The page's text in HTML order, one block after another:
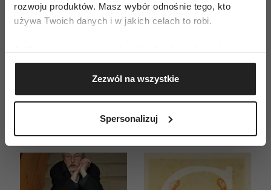
rozwoju produktów. Masz wybór odnośnie tego, kto
używa Twoich danych i w jakich celach to robi.
Jeśli wyrazisz na to zgodę, chcielibyśmy również:
Gromadzić dane dotyczące Twojej lokalizacji
geograficznej z dokładnością nawet do kilku metrów
Identyfikować Twoje urządzenie, aktywnie
(fingerprinting, czyli wirtualny odcisk palca)
dane są przetwarzane oraz ustaw własne preferencje w
sekcji szczegółów . W Deklaracji plików cookie możesz
zmienić lub wycofać swoją zgodę w dowolnej chwili.
Zezwól na wszystkie
Spersonalizuj
ZAMÓW
E-WYDANIE